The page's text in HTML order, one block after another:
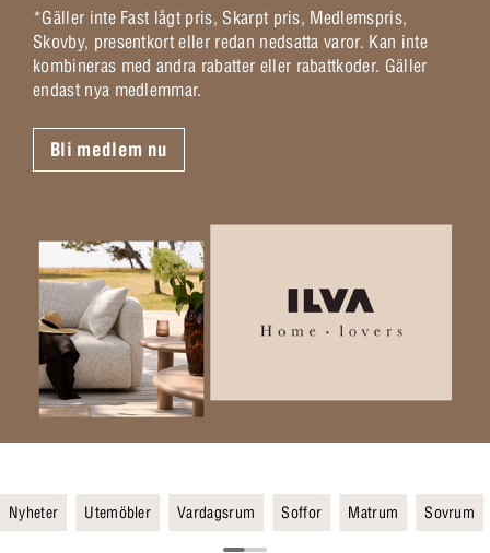
*Gäller inte Fast lågt pris, Skarpt pris, Medlemspris,
Skovby, presentkort eller redan nedsatta varor. Kan inte
kombineras med andra rabatter eller rabattkoder. Gäller
endast nya medlemmar.
Bli medlem nu
Nyheter Utemöbler Vardagsrum Soffor Matrum Sovrum